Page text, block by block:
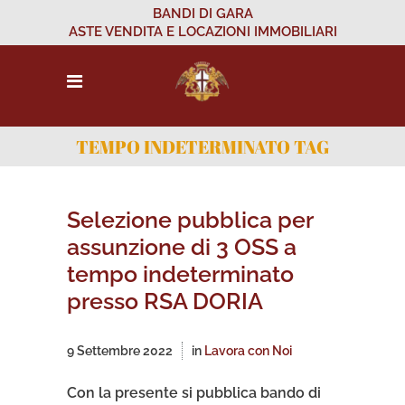
BANDI DI GARA
ASTE VENDITA E LOCAZIONI IMMOBILIARI
TEMPO INDETERMINATO TAG
Selezione pubblica per
assunzione di 3 OSS a
tempo indeterminato
presso RSA DORIA
9 Settembre 2022 in Lavora con Noi
Con la presente si pubblica bando di